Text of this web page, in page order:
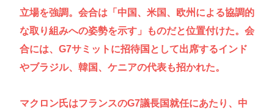
立場を強調。会合は「中国、米国、欧州による協調的
な取り組みへの姿勢を示す」ものだと位置付けた。会
合には、G7サミットに招待国として出席するインド
やブラジル、韓国、ケニアの代表も招かれた。
マクロン氏はフランスのG7議長国就任にあたり、中